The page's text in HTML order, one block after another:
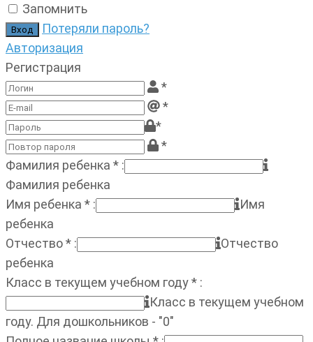
Запомнить
Потеряли пароль?
Авторизация
Регистрация
*
*
*
*
Фамилия ребенка * :
Фамилия ребенка
Имя ребенка * :
Имя
ребенка
Отчество* :
Отчество
ребенка
Класс в текущем учебном году* :
Класс в текущем учебном
году. Для дошкольников - "0"